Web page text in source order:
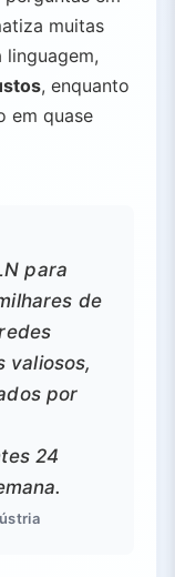
muitas
, enquanto
em quase
para
de
valiosos,
por
24